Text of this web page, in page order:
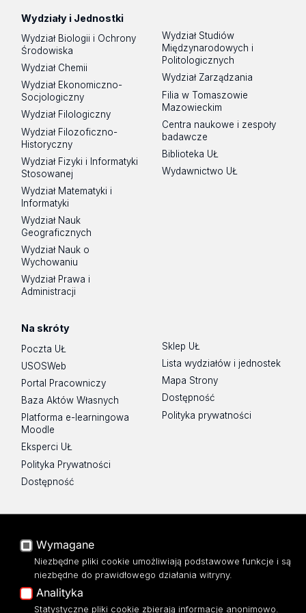
Wydziały i Jednostki
Wydział Biologii i Ochrony
Środowiska
Wydział Chemii
Wydział Ekonomiczno-
Socjologiczny
Wydział Filologiczny
Wydział Filozoficzno-
Historyczny
Wydział Fizyki i Informatyki
Stosowanej
Wydział Matematyki i
Informatyki
Wydział Nauk
Geograficznych
Wydział Nauk o
Wychowaniu
Wydział Prawa i
Administracji
Wydział Studiów
Międzynarodowych i
Politologicznych
Wydział Zarządzania
Filia w Tomaszowie
Mazowieckim
Centra naukowe i zespoły
badawcze
Biblioteka UŁ
Wydawnictwo UŁ
Na skróty
Poczta UŁ
USOSWeb
Portal Pracowniczy
Baza Aktów Własnych
Platforma e-learningowa
Moodle
Eksperci UŁ
Polityka Prywatności
Dostępność
Sklep UŁ
Lista wydziałów i jednostek
Mapa Strony
Dostępność
Polityka prywatności
ul. Banacha 22
90-238 Łódź
tel: 42/635 59 49
fax: 42/635 42 66
Wymagane
Niezbędne pliki cookie umożliwiają podstawowe funkcje i są
niezbędne do prawidłowego działania witryny.
Analityka
Statystyczne pliki cookie zbierają informacje anonimowo.